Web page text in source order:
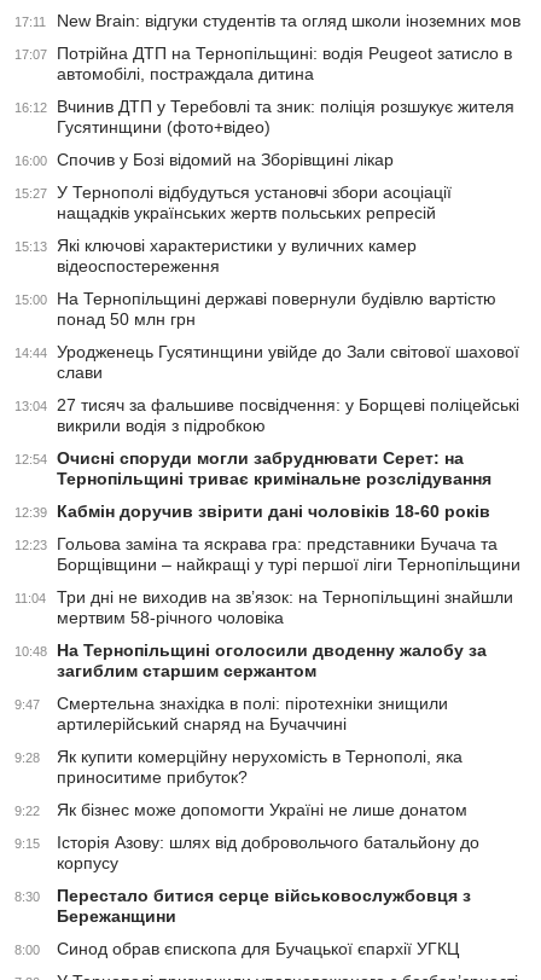
17:11 New Brain: відгуки студентів та огляд школи іноземних мов
17:07
Потрійна ДТП на Тернопільщині: водія Peugeot затисло в
автомобілі, постраждала дитина
16:12
Вчинив ДТП у Теребовлі та зник: поліція розшукує жителя
Гусятинщини (фото+відео)
16:00 Спочив у Бозі відомий на Зборівщині лікар
15:27
У Тернополі відбудуться установчі збори асоціації
нащадків українських жертв польських репресій
15:13
Які ключові характеристики у вуличних камер
відеоспостереження
15:00
На Тернопільщині державі повернули будівлю вартістю
понад 50 млн грн
14:44
Уродженець Гусятинщини увійде до Зали світової шахової
слави
13:04
27 тисяч за фальшиве посвідчення: у Борщеві поліцейські
викрили водія з підробкою
12:54
Очисні споруди могли забруднювати Серет: на
Тернопільщині триває кримінальне розслідування
12:39 Кабмін доручив звірити дані чоловіків 18-60 років
12:23
Гольова заміна та яскрава гра: представники Бучача та
Борщівщини – найкращі у турі першої ліги Тернопільщини
11:04
Три дні не виходив на зв’язок: на Тернопільщині знайшли
мертвим 58-річного чоловіка
10:48
На Тернопільщині оголосили дводенну жалобу за
загиблим старшим сержантом
9:47
Смертельна знахідка в полі: піротехніки знищили
артилерійський снаряд на Бучаччині
9:28
Як купити комерційну нерухомість в Тернополі, яка
приноситиме прибуток?
9:22 Як бізнес може допомогти Україні не лише донатом
9:15
Історія Азову: шлях від добровольчого батальйону до
корпусу
8:30
Перестало битися серце військовослужбовця з
Бережанщини
8:00 Синод обрав єпископа для Бучацької єпархії УГКЦ